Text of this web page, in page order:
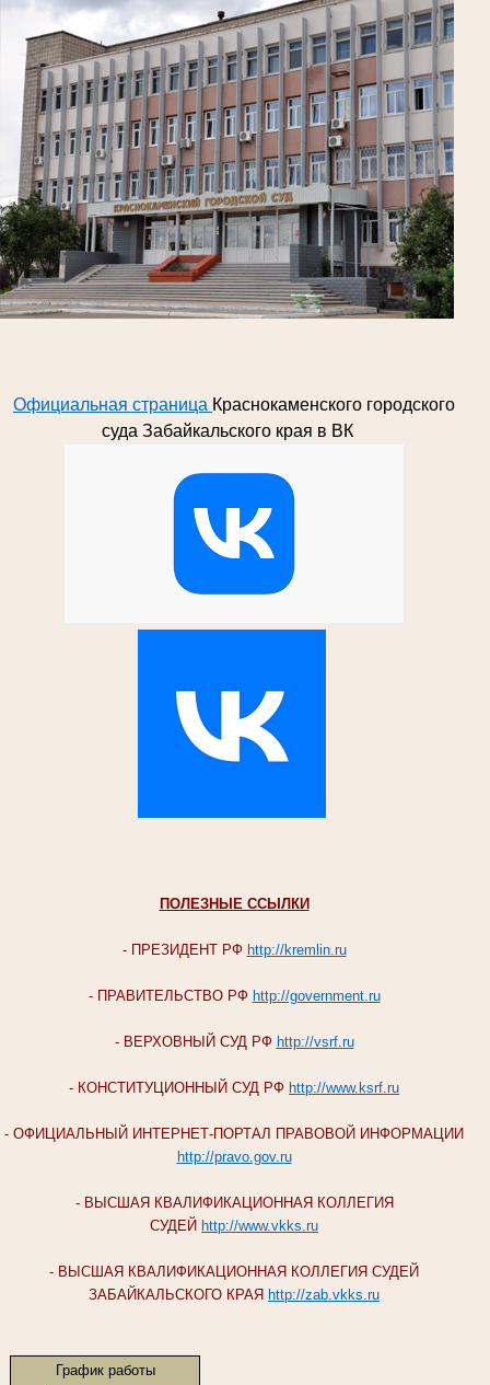
Официальная страница Краснокаменского городского
суда Забайкальского края в ВК
ПОЛЕЗНЫЕ ССЫЛКИ
- ПРЕЗИДЕНТ РФ http://kremlin.ru
- ПРАВИТЕЛЬСТВО РФ http://government.ru
- ВЕРХОВНЫЙ СУД РФ http://vsrf.ru
- КОНСТИТУЦИОННЫЙ СУД РФ http://www.ksrf.ru
- ОФИЦИАЛЬНЫЙ ИНТЕРНЕТ-ПОРТАЛ ПРАВОВОЙ ИНФОРМАЦИИ
http://pravo.gov.ru
- ВЫСШАЯ КВАЛИФИКАЦИОННАЯ КОЛЛЕГИЯ
СУДЕЙ http://www.vkks.ru
- ВЫСШАЯ КВАЛИФИКАЦИОННАЯ КОЛЛЕГИЯ СУДЕЙ
ЗАБАЙКАЛЬСКОГО КРАЯ http://zab.vkks.ru
График работы